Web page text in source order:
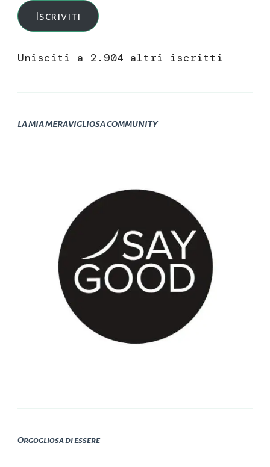
Iscriviti
Unisciti a 2.904 altri iscritti
LA MIA MERAVIGLIOSA COMMUNITY
Orgogliosa di essere